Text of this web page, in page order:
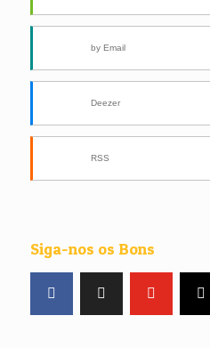
by Email
Deezer
RSS
Siga-nos os Bons